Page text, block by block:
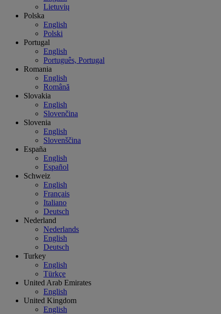
Lietuvių
Polska
English
Polski
Portugal
English
Português, Portugal
Romania
English
Română
Slovakia
English
Slovenčina
Slovenia
English
Slovenščina
España
English
Español
Schweiz
English
Français
Italiano
Deutsch
Nederland
Nederlands
English
Deutsch
Turkey
English
Türkçe
United Arab Emirates
English
United Kingdom
English